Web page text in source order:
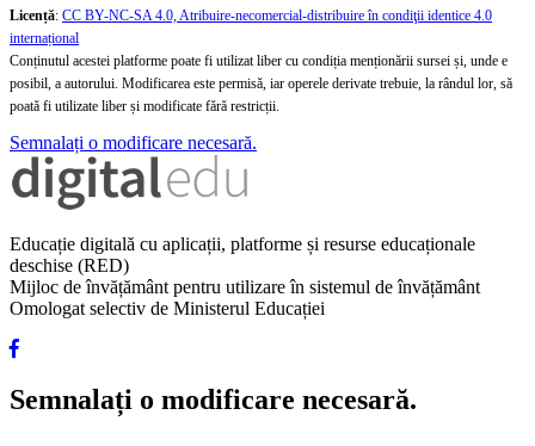
Licență: CC BY-NC-SA 4.0, Atribuire-necomercial-distribuire în condiţii identice 4.0
internațional
Conținutul acestei platforme poate fi utilizat liber cu condiția menționării sursei și, unde e
posibil, a autorului. Modificarea este permisă, iar operele derivate trebuie, la rândul lor, să
poată fi utilizate liber și modificate fără restricții.
Semnalați o modificare necesară.
Educație digitală cu aplicații, platforme și resurse educaționale
deschise (RED)
Mijloc de învățământ pentru utilizare în sistemul de învățământ
Omologat selectiv de Ministerul Educației
Semnalați o modificare necesară.